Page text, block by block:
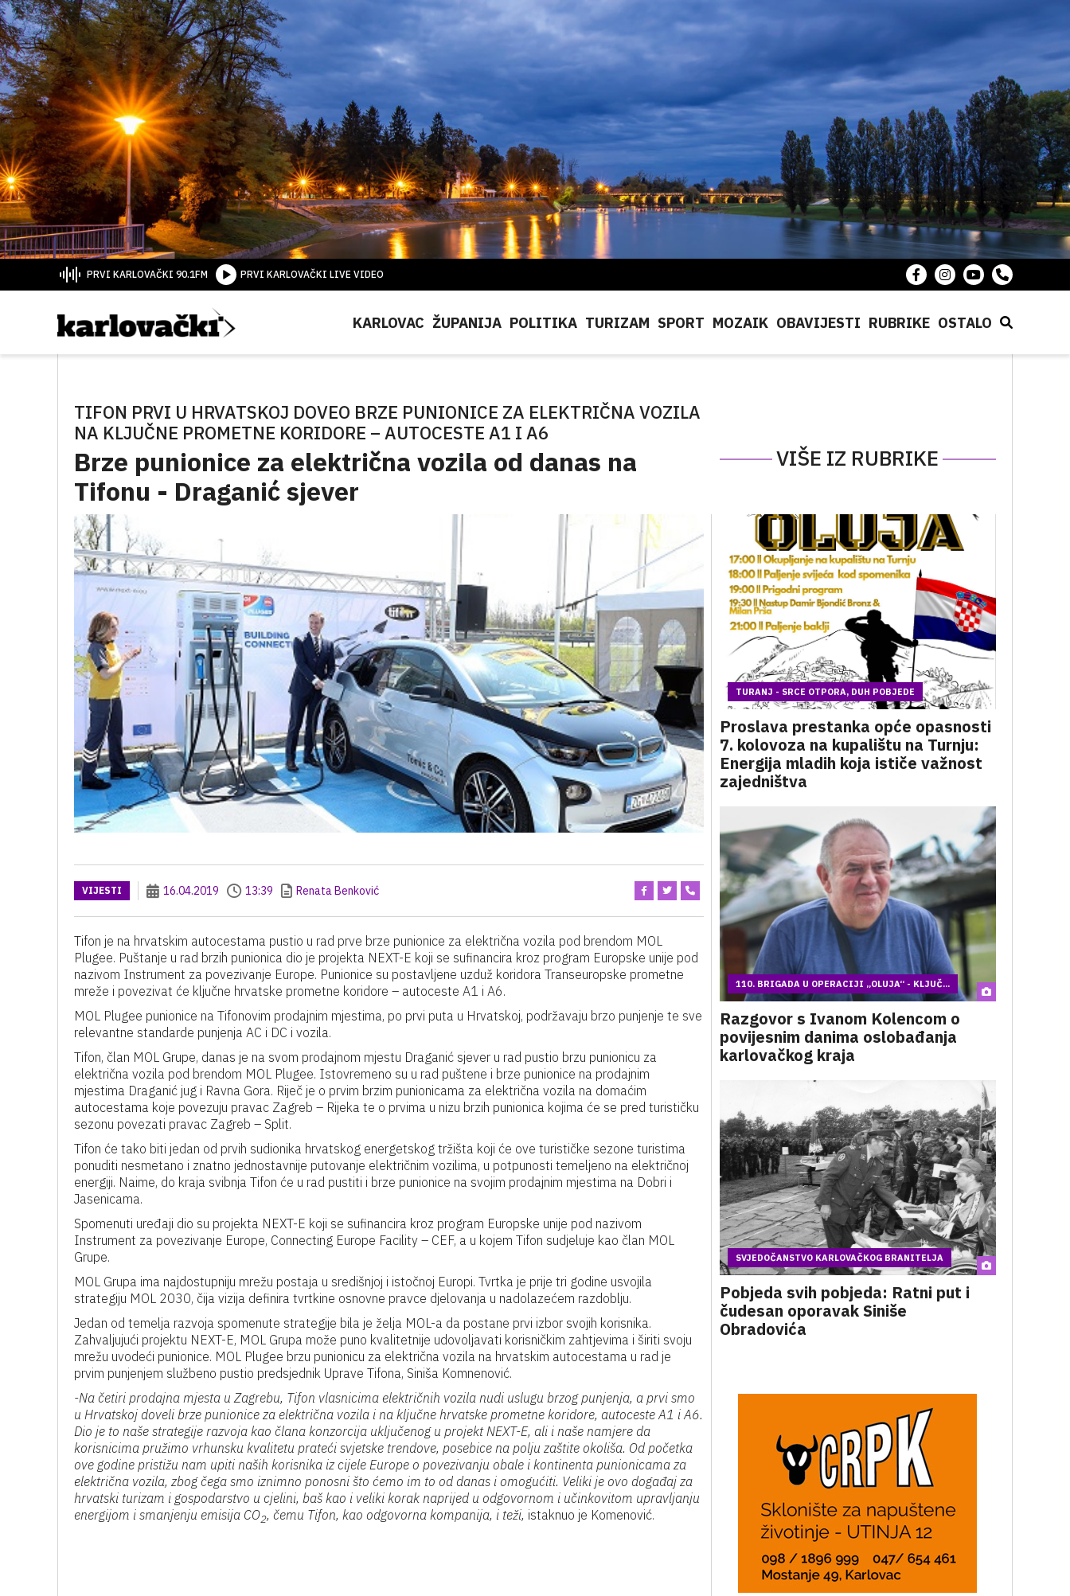
PRVI KARLOVAČKI 90.1FM PRVI KARLOVAČKI LIVE VIDEO
KARLOVAC ŽUPANIJA POLITIKA TURIZAM SPORT MOZAIK OBAVIJESTI RUBRIKE OSTALO
TIFON PRVI U HRVATSKOJ DOVEO BRZE PUNIONICE ZA ELEKTRIČNA VOZILA
NA KLJUČNE PROMETNE KORIDORE – AUTOCESTE A1 I A6
Brze punionice za električna vozila od danas na
Tifonu - Draganić sjever
VIŠE IZ RUBRIKE
VIJESTI 16.04.2019 13:39 Renata Benković
Tifon je na hrvatskim autocestama pustio u rad prve brze punionice za električna vozila pod brendom MOL
Plugee. Puštanje u rad brzih punionica dio je projekta NEXT-E koji se sufinancira kroz program Europske unije pod
nazivom Instrument za povezivanje Europe. Punionice su postavljene uzduž koridora Transeuropske prometne
mreže i povezivat će ključne hrvatske prometne koridore – autoceste A1 i A6.
MOL Plugee punionice na Tifonovim prodajnim mjestima, po prvi puta u Hrvatskoj, podržavaju brzo punjenje te sve
relevantne standarde punjenja AC i DC i vozila.
Tifon, član MOL Grupe, danas je na svom prodajnom mjestu Draganić sjever u rad pustio brzu punionicu za
električna vozila pod brendom MOL Plugee. Istovremeno su u rad puštene i brze punionice na prodajnim
mjestima Draganić jug i Ravna Gora. Riječ je o prvim brzim punionicama za električna vozila na domaćim
autocestama koje povezuju pravac Zagreb – Rijeka te o prvima u nizu brzih punionica kojima će se pred turističku
sezonu povezati pravac Zagreb – Split.
Tifon će tako biti jedan od prvih sudionika hrvatskog energetskog tržišta koji će ove turističke sezone turistima
ponuditi nesmetano i znatno jednostavnije putovanje električnim vozilima, u potpunosti temeljeno na električnoj
energiji. Naime, do kraja svibnja Tifon će u rad pustiti i brze punionice na svojim prodajnim mjestima na Dobri i
Jasenicama.
Spomenuti uređaji dio su projekta NEXT-E koji se sufinancira kroz program Europske unije pod nazivom
Instrument za povezivanje Europe, Connecting Europe Facility – CEF, a u kojem Tifon sudjeluje kao član MOL
Grupe.
MOL Grupa ima najdostupniju mrežu postaja u središnjoj i istočnoj Europi. Tvrtka je prije tri godine usvojila
strategiju MOL 2030, čija vizija definira tvrtkine osnovne pravce djelovanja u nadolazećem razdoblju.
Jedan od temelja razvoja spomenute strategije bila je želja MOL-a da postane prvi izbor svojih korisnika.
Zahvaljujući projektu NEXT-E, MOL Grupa može puno kvalitetnije udovoljavati korisničkim zahtjevima i širiti svoju
mrežu uvodeći punionice. MOL Plugee brzu punionicu za električna vozila na hrvatskim autocestama u rad je
prvim punjenjem službeno pustio predsjednik Uprave Tifona, Siniša Komnenović.
-Na četiri prodajna mjesta u Zagrebu, Tifon vlasnicima električnih vozila nudi uslugu brzog punjenja, a prvi smo
u Hrvatskoj doveli brze punionice za električna vozila i na ključne hrvatske prometne koridore, autoceste A1 i A6.
Dio je to naše strategije razvoja kao člana konzorcija uključenog u projekt NEXT-E, ali i naše namjere da
korisnicima pružimo vrhunsku kvalitetu prateći svjetske trendove, posebice na polju zaštite okoliša. Od početka
ove godine pristižu nam upiti naših korisnika iz cijele Europe o povezivanju obale i kontinenta punionicama za
električna vozila, zbog čega smo iznimno ponosni što ćemo im to od danas i omogućiti. Veliki je ovo događaj za
hrvatski turizam i gospodarstvo u cjelini, baš kao i veliki korak naprijed u odgovornom i učinkovitom upravljanju
energijom i smanjenju emisija CO2, čemu Tifon, kao odgovorna kompanija, i teži, istaknuo je Komenović.
TURANJ - SRCE OTPORA, DUH POBJEDE
Proslava prestanka opće opasnosti
7. kolovoza na kupalištu na Turnju:
Energija mladih koja ističe važnost
zajedništva
110. BRIGADA U OPERACIJI „OLUJA“ - KLJUČ...
Razgovor s Ivanom Kolencom o
povijesnim danima oslobađanja
karlovačkog kraja
SVJEDOČANSTVO KARLOVAČKOG BRANITELJA
Pobjeda svih pobjeda: Ratni put i
čudesan oporavak Siniše
Obradovića